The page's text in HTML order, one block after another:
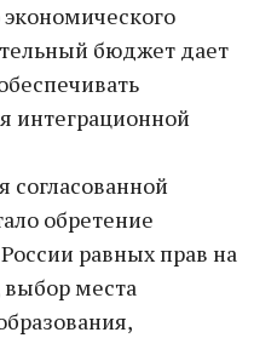
бюджет дает
интеграционной
согласованной
обретение
равных прав на
места